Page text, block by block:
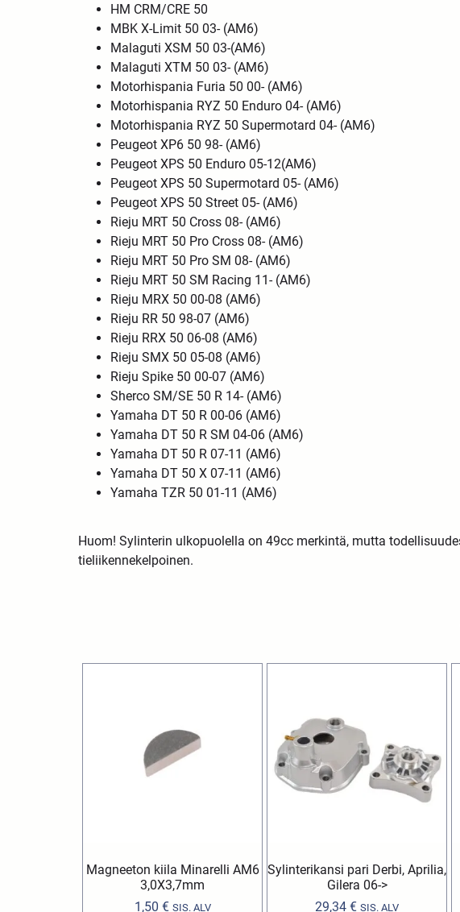
HM CRM/CRE 50
MBK X-Limit 50 03- (AM6)
Malaguti XSM 50 03-(AM6)
Malaguti XTM 50 03- (AM6)
Motorhispania Furia 50 00- (AM6)
Motorhispania RYZ 50 Enduro 04- (AM6)
Motorhispania RYZ 50 Supermotard 04- (AM6)
Peugeot XP6 50 98- (AM6)
Peugeot XPS 50 Enduro 05-12(AM6)
Peugeot XPS 50 Supermotard 05- (AM6)
Peugeot XPS 50 Street 05- (AM6)
Rieju MRT 50 Cross 08- (AM6)
Rieju MRT 50 Pro Cross 08- (AM6)
Rieju MRT 50 Pro SM 08- (AM6)
Rieju MRT 50 SM Racing 11- (AM6)
Rieju MRX 50 00-08 (AM6)
Rieju RR 50 98-07 (AM6)
Rieju RRX 50 06-08 (AM6)
Rieju SMX 50 05-08 (AM6)
Rieju Spike 50 00-07 (AM6)
Sherco SM/SE 50 R 14- (AM6)
Yamaha DT 50 R 00-06 (AM6)
Yamaha DT 50 R SM 04-06 (AM6)
Yamaha DT 50 R 07-11 (AM6)
Yamaha DT 50 X 07-11 (AM6)
Yamaha TZR 50 01-11 (AM6)
Huom! Sylinterin ulkopuolella on 49cc merkintä, mutta
tieliikennekelpoinen.
Magneeton kiila Minarelli AM6
3,0X3,7mm
1,50 € SIS. ALV
Sylinterikansi pari Derbi, Aprilia,
Gilera 06->
29,34 € SIS. ALV